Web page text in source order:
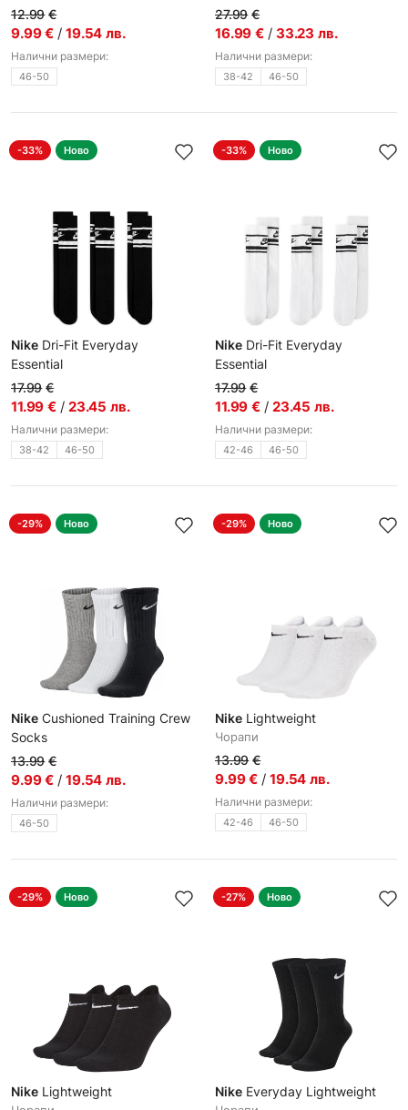
12.99 €
9.99 € / 19.54 лв.
Налични размери:
46-50
27.99 €
16.99 € / 33.23 лв.
Налични размери:
38-42 46-50
-33% Ново
Nike Dri-Fit Everyday
Essential
Чорапи
17.99 €
11.99 € / 23.45 лв.
Налични размери:
38-42 46-50
-33% Ново
Nike Dri-Fit Everyday
Essential
Чорапи
17.99 €
11.99 € / 23.45 лв.
Налични размери:
42-46 46-50
-29% Ново
Nike Cushioned Training Crew
Socks
Чорапи
13.99 €
9.99 € / 19.54 лв.
Налични размери:
46-50
-29% Ново
Nike Lightweight
Чорапи
13.99 €
9.99 € / 19.54 лв.
Налични размери:
42-46 46-50
-29% Ново
Nike Lightweight
-27% Ново
Nike Everyday Lightweight